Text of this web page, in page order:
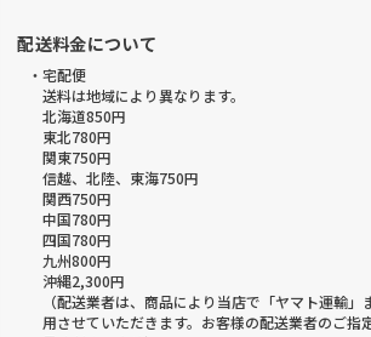
配送料金について
・宅配便
送料は地域により異なります。
北海道850円
東北780円
関東750円
信越、北陸、東海750円
関西750円
中国780円
四国780円
九州800円
沖縄2,300円
（配送業者は、商品により当店で「ヤマト運輸
用させていただきます。お客様の配送業者のご指